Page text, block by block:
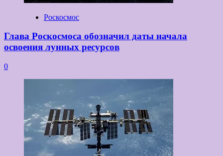
Роскосмос
Глава Роскосмоса обозначил даты начала
освоения лунных ресурсов
0